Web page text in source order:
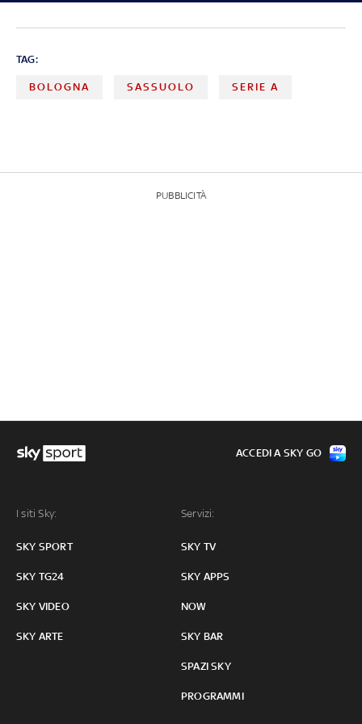
TAG:
BOLOGNA SASSUOLO SERIE A
PUBBLICITÀ
I siti Sky:
SKY SPORT
SKY TG24
SKY VIDEO
SKY ARTE
Servizi:
SKY TV
SKY APPS
NOW
SKY BAR
SPAZI SKY
PROGRAMMI
ACCEDI A SKY GO